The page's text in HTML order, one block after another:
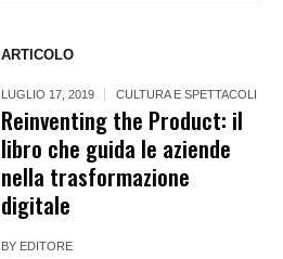
ARTICOLO
LUGLIO 17, 2019 CULTURA E SPETTACOLI
Reinventing the Product: il
libro che guida le aziende
nella trasformazione
digitale
BY EDITORE